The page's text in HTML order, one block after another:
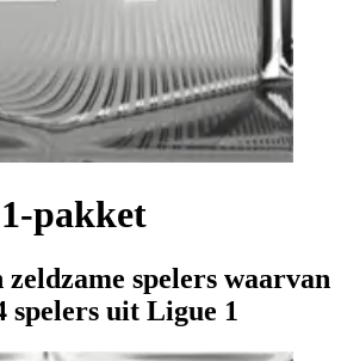
pakket
zeldzame spelers waarvan
spelers uit Ligue 1